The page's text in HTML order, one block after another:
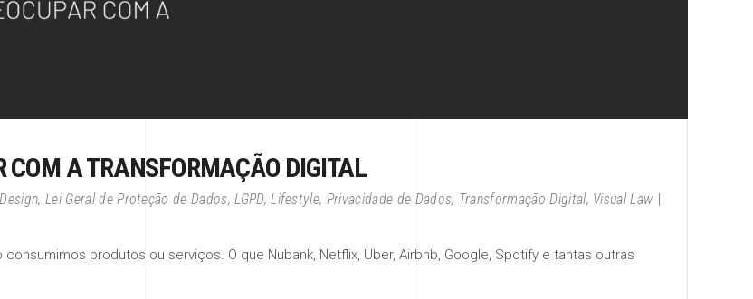
COM A TRANSFORMAÇÃO DIGITAL
,Lei Geral de Proteção de Dados,LGPD,Lifestyle, Privacidade de Dados, Transformação Digital, Visual Law
produtos ou serviços. O que Nubank, Netflix, Uber, Airbnb, Google, Spotify e tantas outras